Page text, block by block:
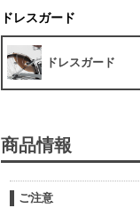
ドレスガード
ドレスガード
商品情報
ご注意